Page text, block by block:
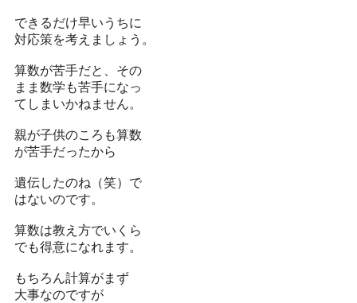
できるだけ早いうちに
対応策を考えましょう。
算数が苦手だと、その
まま数学も苦手になっ
てしまいかねません。
親が子供のころも算数
が苦手だったから
遺伝したのね（笑）で
はないのです。
算数は教え方でいくら
でも得意になれます。
もちろん計算がまず
大事なのですが